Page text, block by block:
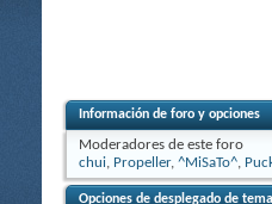
Información de foro y opciones
Moderadores de este foro
chui, Propeller, ^MiSaTo^,
Opciones de desplegado de